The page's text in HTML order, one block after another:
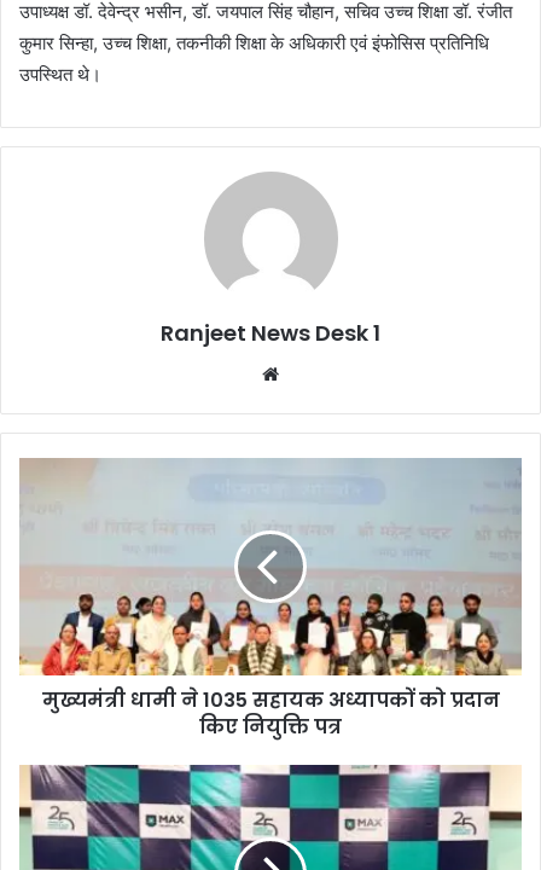
उपाध्यक्ष डॉ. देवेन्द्र भसीन, डॉ. जयपाल सिंह चौहान, सचिव उच्च शिक्षा डॉ. रंजीत
कुमार सिन्हा, उच्च शिक्षा, तकनीकी शिक्षा के अधिकारी एवं इंफोसिस प्रतिनिधि
उपस्थित थे।
Ranjeet News Desk 1
te
मुख्यमंत्री धामी ने 1035 सहायक अध्यापकों को प्रदान
किए नियुक्ति पत्र